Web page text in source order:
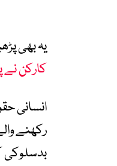
یہ بھی
کارکن نے
انسانی
رکھنے
بدسلوکی